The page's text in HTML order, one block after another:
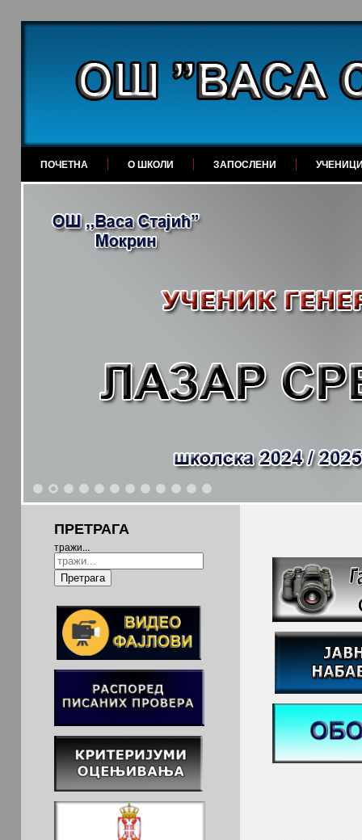
ПОЧЕТНА О ШКОЛИ ЗАПОСЛЕНИ
ПРЕТРАГА
тражи...
Претрага